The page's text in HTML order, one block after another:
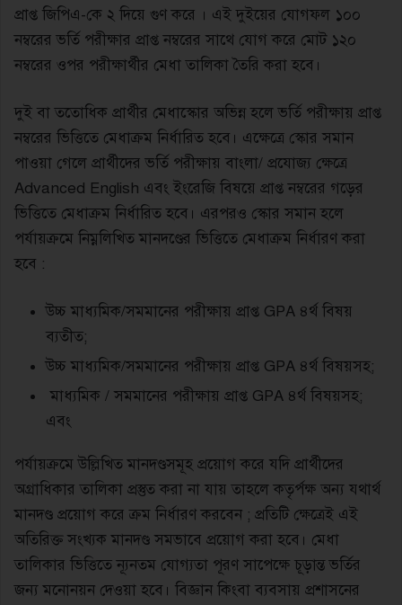
প্রাপ্ত জিপিএ-কে ২ দিয়ে গুণ করে । এই দুইয়ের যোগফল ১০০
নম্বরের ভর্তি পরীক্ষার প্রাপ্ত নম্বরের সাথে যোগ করে মোট ১২০
নম্বরের ওপর পরীক্ষার্থীর মেধা তালিকা তৈরি করা হবে।
দুই বা ততোধিক প্রার্থীর মেধাস্কোর অভিন্ন হলে ভর্তি পরীক্ষায় প্রাপ্ত
নম্বরের ভিত্তিতে মেধাক্রম নির্ধারিত হবে। এক্ষেত্রে স্কোর সমান
পাওয়া গেলে প্রার্থীদের ভর্তি পরীক্ষায় বাংলা/ প্রযোজ্য ক্ষেত্রে
Advanced English এবং ইংরেজি বিষয়ে প্রাপ্ত নম্বরের গড়ের
ভিত্তিতে মেধাক্রম নির্ধারিত হবে। এরপরও স্কোর সমান হলে
পর্যায়ক্রমে নিম্নলিখিত মানদণ্ডের ভিত্তিতে মেধাক্রম নির্ধারণ করা
হবে :
উচ্চ মাধ্যমিক/সমমানের পরীক্ষায় প্রাপ্ত GPA ৪র্থ বিষয়
ব্যতীত;
উচ্চ মাধ্যমিক/সমমানের পরীক্ষায় প্রাপ্ত GPA ৪র্থ বিষয়সহ;
মাধ্যমিক / সমমানের পরীক্ষায় প্রাপ্ত GPA ৪র্থ বিষয়সহ;
এবং
পর্যায়ক্রমে উল্লিখিত মানদণ্ডসমূহ প্রয়োগ করে যদি প্রার্থীদের
অগ্রাধিকার তালিকা প্রস্তুত করা না যায় তাহলে কতৃর্পক্ষ অন্য যথার্থ
মানদণ্ড প্রয়োগ করে ক্রম নির্ধারণ করবেন ; প্রতিটি ক্ষেত্রেই এই
অতিরিক্ত সংখ্যক মানদণ্ড সমভাবে প্রয়োগ করা হবে। মেধা
তালিকার ভিত্তিতে ন্যূনতম যোগ্যতা পূরণ সাপেক্ষে চূড়ান্ত ভর্তির
জন্য মনোনয়ন দেওয়া হবে। বিজ্ঞান কিংবা ব্যবসায় প্রশাসনের